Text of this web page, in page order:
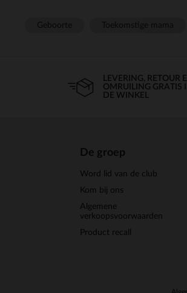
LEVERING, RETOUR
OMRUILING GRATIS
DE WINKEL
De groep
Word lid van de club
Kom bij ons
Algemene
verkoopsvoorwaarden
Product recall